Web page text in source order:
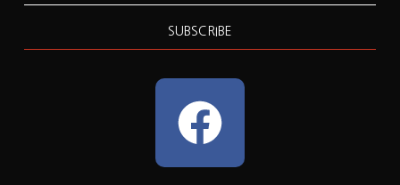
SUBSCRIBE